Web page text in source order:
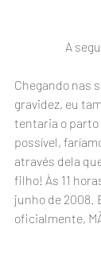
A
Chegando nas
gravidez, eu
tentaria o parto
possível,
através dela
filho! Às 11
junho de 2008.
oficialmente,